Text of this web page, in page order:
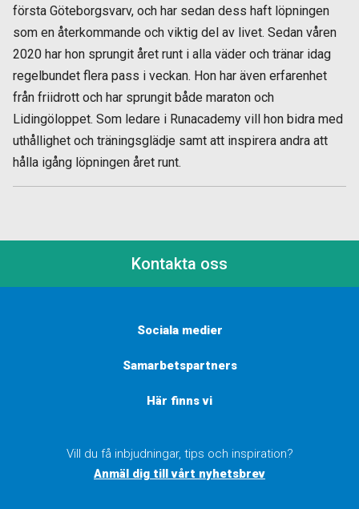
första Göteborgsvarv, och har sedan dess haft löpningen
som en återkommande och viktig del av livet. Sedan våren
2020 har hon sprungit året runt i alla väder och tränar idag
regelbundet flera pass i veckan. Hon har även erfarenhet
från friidrott och har sprungit både maraton och
Lidingöloppet. Som ledare i Runacademy vill hon bidra med
uthållighet och träningsglädje samt att inspirera andra att
hålla igång löpningen året runt.
Kontakta oss
Sociala medier
Samarbetspartners
Här finns vi
Vill du få inbjudningar, tips och inspiration?
Anmäl dig till vårt nyhetsbrev